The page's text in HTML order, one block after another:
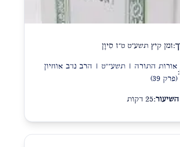
זמן קיץ תשע״ט ט״ז סִיוָן
אורות התורה | תשע״"ט | הרב נדב אוחיון
(פרק 39)
25 דקות